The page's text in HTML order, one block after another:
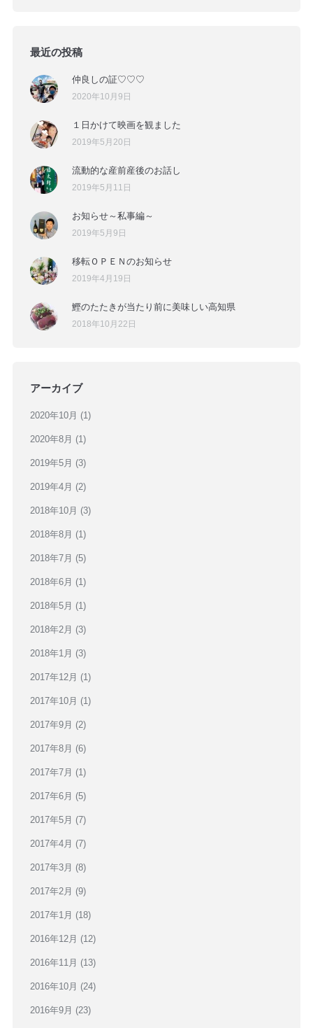
最近の投稿
仲良しの証♡♡♡
2020年10月9日
１日かけて映画を観ました
2019年5月20日
流動的な産前産後のお話し
2019年5月11日
お知らせ～私事編～
2019年5月9日
移転ＯＰＥＮのお知らせ
2019年4月19日
鰹のたたきが当たり前に美味しい高知県
2018年10月22日
アーカイブ
2020年10月 (1)
2020年8月 (1)
2019年5月 (3)
2019年4月 (2)
2018年10月 (3)
2018年8月 (1)
2018年7月 (5)
2018年6月 (1)
2018年5月 (1)
2018年2月 (3)
2018年1月 (3)
2017年12月 (1)
2017年10月 (1)
2017年9月 (2)
2017年8月 (6)
2017年7月 (1)
2017年6月 (5)
2017年5月 (7)
2017年4月 (7)
2017年3月 (8)
2017年2月 (9)
2017年1月 (18)
2016年12月 (12)
2016年11月 (13)
2016年10月 (24)
2016年9月 (23)